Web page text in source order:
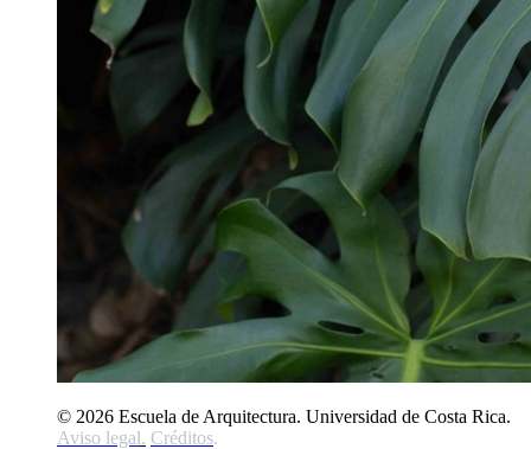
© 2026 Escuela de Arquitectura. Universidad de Costa Rica.
Aviso legal. Créditos.